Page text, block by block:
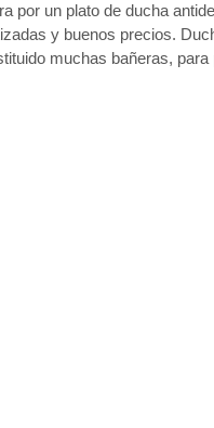
por un plato de ducha
y buenos precios.
muchas bañeras,